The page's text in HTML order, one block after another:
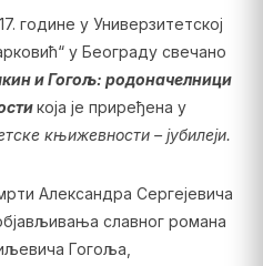
године у Универзитетској
у Београду свечано
и Гогољ: родоначелници
која је приређена у
књижевности – јубилеји.
Александра Сергејевича
славног романа
Гогоља,